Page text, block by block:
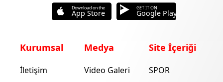
Download on the
App Store
GET IT ON
Google Play
Kurumsal
İletişim
Medya
Video Galeri
Site İçeriği
SPOR